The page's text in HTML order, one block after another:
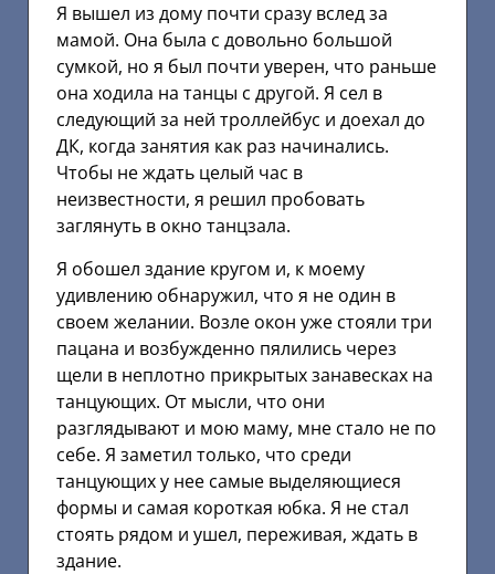
Я вышел из дому почти сразу вслед за
мамой. Она была с довольно большой
сумкой, но я был почти уверен, что раньше
она ходила на танцы с другой. Я сел в
следующий за ней троллейбус и доехал до
ДК, когда занятия как раз начинались.
Чтобы не ждать целый час в
неизвестности, я решил пробовать
заглянуть в окно танцзала.
Я обошел здание кругом и, к моему
удивлению обнаружил, что я не один в
своем желании. Возле окон уже стояли три
пацана и возбужденно пялились через
щели в неплотно прикрытых занавесках на
танцующих. От мысли, что они
разглядывают и мою маму, мне стало не по
себе. Я заметил только, что среди
танцующих у нее самые выделяющиеся
формы и самая короткая юбка. Я не стал
стоять рядом и ушел, переживая, ждать в
здание.